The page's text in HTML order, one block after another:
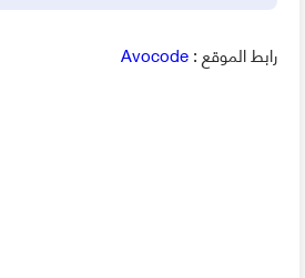
رابط الموقع :Avocode